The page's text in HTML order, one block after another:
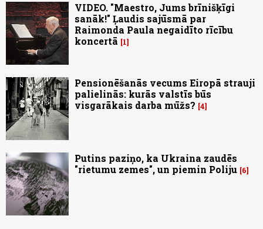
VIDEO. "Maestro, Jums brīnišķīgi
sanāk!" Ļaudis sajūsmā par
Raimonda Paula negaidīto rīcību
koncertā
1
Pensionēšanās vecums Eiropā strauji
palielinās: kurās valstīs būs
visgarākais darba mūžs? 4
Putins paziņo, ka Ukraina zaudēs
"rietumu zemes", un piemin Poliju 6